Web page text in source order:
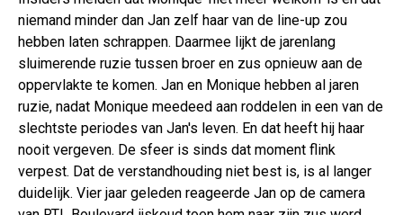
niemand minder dan Jan zelf haar van de line-up zou
hebben laten schrappen. Daarmee lijkt de jarenlang
sluimerende ruzie tussen broer en zus opnieuw aan de
oppervlakte te komen. Jan en Monique hebben al jaren
ruzie, nadat Monique meedeed aan roddelen in een van de
slechtste periodes van Jan's leven. En dat heeft hij haar
nooit vergeven. De sfeer is sinds dat moment flink
verpest. Dat de verstandhouding niet best is, is al langer
duidelijk. Vier jaar geleden reageerde Jan op de camera